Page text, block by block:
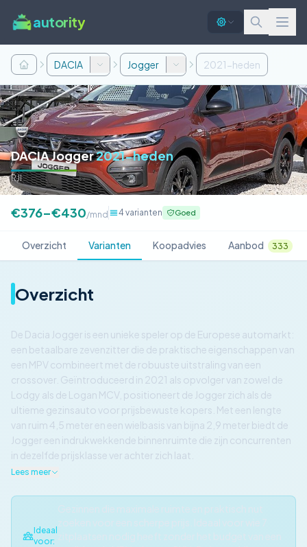
autority
DACIA Jogger 2021-heden
DACIA Jogger2021-heden
RJI
€376–€430/mnd 4 varianten Goed
Overzicht Varianten Koopadvies Aanbod 333
Overzicht
De Dacia Jogger is een unieke speler op de Europese automarkt:
een betaalbare zevenzitter die de praktische eigenschappen van
een MPV combineert met de robuuste uitstraling van een
crossover. Geïntroduceerd in 2021 als opvolger van zowel de
Lodgy als de Logan MCV, positioneert de Jogger zich als de
ultieme gezinsauto voor prijsbewuste kopers. Met een lengte
van ruim 4,5 meter en een wielbasis van bijna 2,9 meter biedt de
Jogger een indrukwekkende binnenruimte die zijn concurrenten
in dezelfde prijsklasse ver achter zich laat.
Lees meer
Ideaal
voor: